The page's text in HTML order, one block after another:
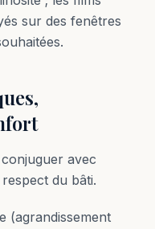
sur des fenêtres
avec
du bâti.
(agrandissement